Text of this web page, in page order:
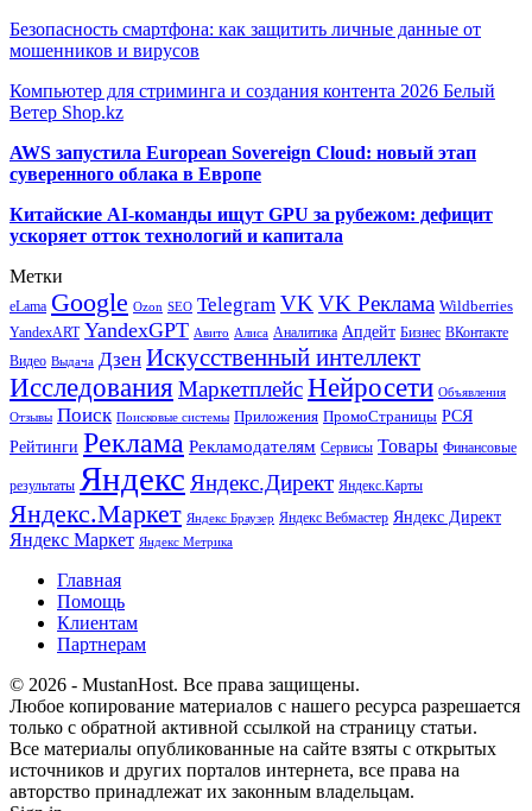
Безопасность смартфона: как защитить личные данные от
мошенников и вирусов
Компьютер для стриминга и создания контента 2026 Белый
Ветер Shop.kz
AWS запустила European Sovereign Cloud: новый этап
суверенного облака в Европе
Китайские AI-команды ищут GPU за рубежом: дефицит
ускоряет отток технологий и капитала
Метки
eLama Google Ozon SEO Telegram VK VK Реклама Wildberries
YandexART YandexGPT Авито Алиса Аналитика Апдейт Бизнес ВКонтакте
Видео Выдача Дзен Искусственный интеллект
Исследования МаркетплейсНейросети Объявления
Отзывы Поиск Поисковые системы Приложения ПромоСтраницы РСЯ
Рейтинги Реклама Рекламодателям Сервисы Товары Финансовые
результаты Яндекс Яндекс.Директ Яндекс.Карты
Яндекс.Маркет Яндекс Браузер Яндекс Вебмастер Яндекс Директ
Яндекс Маркет Яндекс Метрика
Главная
Помощь
Клиентам
Партнерам
© 2026 - MustanHost. Все права защищены.
Любое копирование материалов с нашего ресурса разрешается
только с обратной активной ссылкой на страницу статьи.
Все материалы опубликованные на сайте взяты с открытых
источников и других порталов интернета, все права на
авторство принадлежат их законным владельцам.